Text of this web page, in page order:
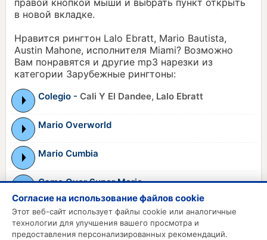
в новой вкладке.
Нравится рингтон Lalo Ebratt, Mario Bautista,
Austin Mahone, исполнителя Miami? Возможно
Вам понравятся и другие mp3 нарезки из
категории Зарубежные рингтоны:
Colegio -Cali Y El Dandee, Lalo Ebratt
Mario Overworld
Mario Cumbia
Game Over Super Mario
Super Mario Remix
Согласие на использование файлов cookie
Этот веб-сайт использует файлы cookie или аналогичные
технологии для улучшения вашего просмотра и
предоставления персонализированных рекомендаций.